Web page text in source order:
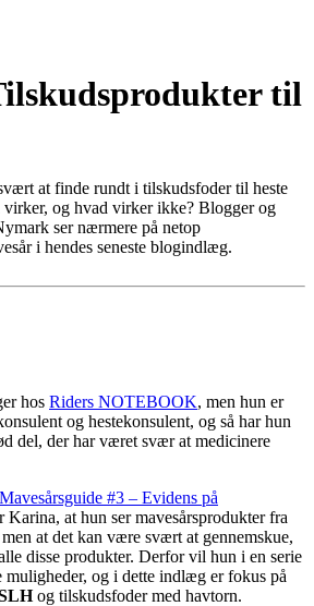
til
at finde rundt i tilskudsfoder til heste
virker, og hvad virker ikke? Blogger og
ser nærmere på netop
i hendes seneste blogindlæg.
hos Riders NOTEBOOK, men hun er
og hestekonsulent, og så har hun
del, der har været svær at medicinere
Mavesårsguide #3 – Evidens på
at hun ser mavesårsprodukter fra
at det kan være svært at gennemskue,
disse produkter. Derfor vil hun i en serie
muligheder, og i dette indlæg er fokus på
og tilskudsfoder med havtorn.